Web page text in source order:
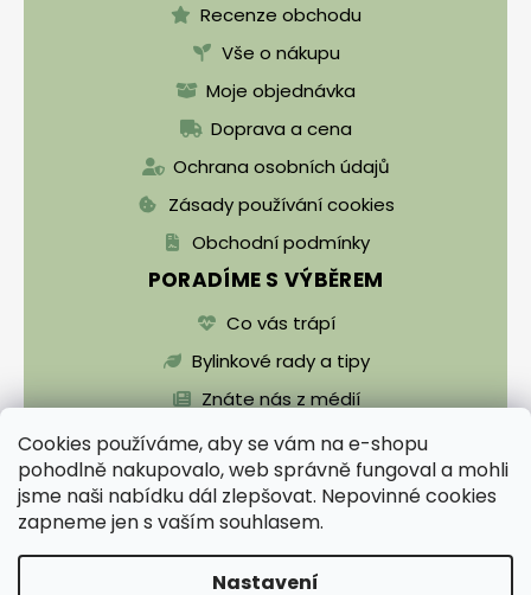
Cookies používáme, aby se vám na e-shopu
pohodlně nakupovalo, web správně fungoval a mohli
jsme naši nabídku dál zlepšovat. Nepovinné cookies
zapneme jen s vaším souhlasem.
Nastavení
Recenze obchodu
Vše o nákupu
Moje objednávka
Doprava a cena
Ochrana osobních údajů
Zásady používání cookies
Obchodní podmínky
PORADÍME S VÝBĚREM
Co vás trápí
Bylinkové rady a tipy
Znáte nás z médií
Vytvořil Shoptet